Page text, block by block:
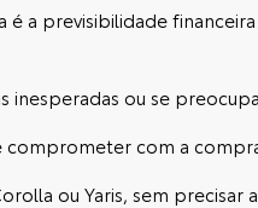
a previsibilidade
ou se
com a
ou Yaris, sem